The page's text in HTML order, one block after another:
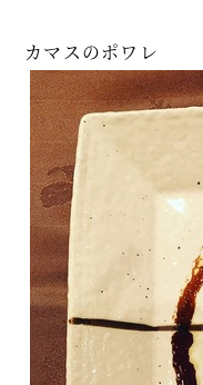
カマスのポワレ